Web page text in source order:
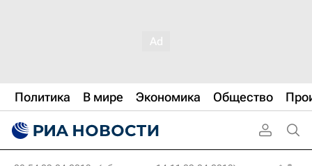
Политика В мире Экономика Общество